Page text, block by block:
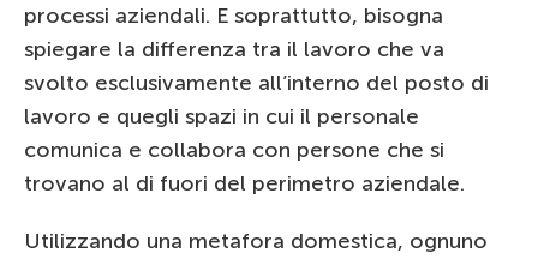
processi aziendali. E soprattutto, bisogna
spiegare la differenza tra il lavoro che va
svolto esclusivamente all’interno del posto di
lavoro e quegli spazi in cui il personale
comunica e collabora con persone che si
trovano al di fuori del perimetro aziendale.
Utilizzando una metafora domestica, ognuno